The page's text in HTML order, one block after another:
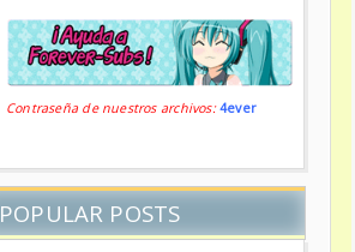
Contraseña de nuestros archivos: 4ever
POPULAR POSTS